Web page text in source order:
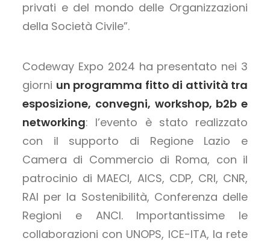
privati e del mondo delle Organizzazioni
della Società Civile”.
Codeway Expo 2024 ha presentato nei 3
giorni un programma fitto di attività tra
esposizione, convegni, workshop, b2b e
networking: l’evento è stato realizzato
con il supporto di Regione Lazio e
Camera di Commercio di Roma, con il
patrocinio di MAECI, AICS, CDP, CRI, CNR,
RAI per la Sostenibilità, Conferenza delle
Regioni e ANCI. Importantissime le
collaborazioni con UNOPS, ICE-ITA, la rete